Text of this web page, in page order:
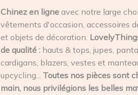
Chinez en ligne avec notre large
vêtements d'occasion, accessoires
et objets de décoration.
de qualité : hauts & tops, jupes,
cardigans, blazers, vestes et
upcycling... Toutes nos pièces sont
main, nous privilégions les belles